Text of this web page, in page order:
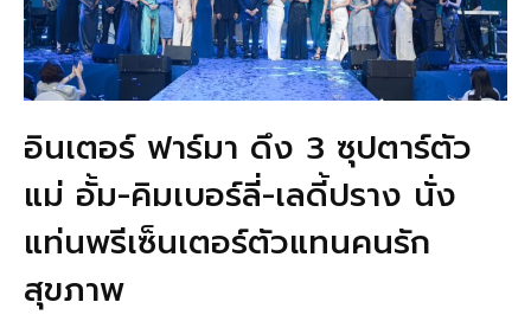
อินเตอร์ ฟาร์มา ดึง 3 ซุปตาร์ตัว
แม่ อั้ม-คิมเบอร์ลี่-เลดี้ปราง นั่ง
แท่นพรีเซ็นเตอร์ตัวแทนคนรัก
สุขภาพ